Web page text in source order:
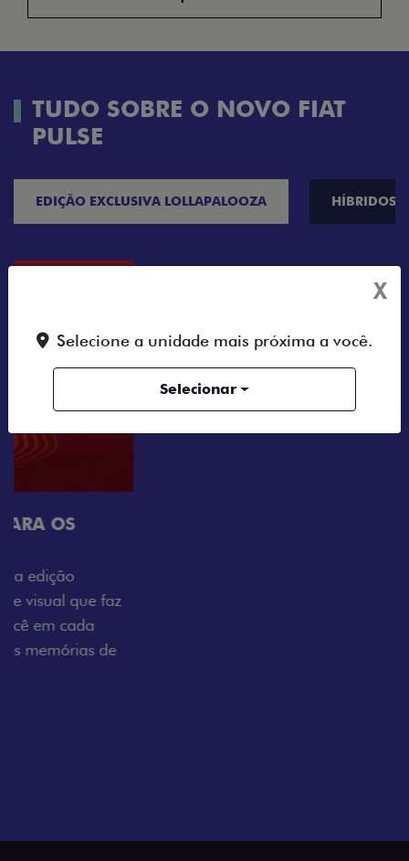
TUDO SOBRE O NOVO FIAT
PULSE
EDIÇÃO EXCLUSIVA LOLLAPALOOZA HÍBRIDOS
VISUAL COM ENERGIA LOLLABR
festival: série numerada, adesivo lateral LollaBR e a
soleira temática que reforçam a exclusividade,
enquanto os detalhes escurecidos, o teto bicolor e as
rodas de liga-leve aro 16” em preto brilhante
X
Selecione a unidade mais próxima a você.
Selecionar